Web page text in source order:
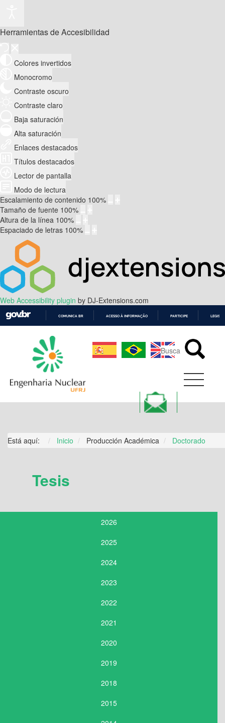
Herramientas de Accesibilidad
Colores invertidos
Monocromo
Contraste oscuro
Contraste claro
Baja saturación
Alta saturación
Enlaces destacados
Títulos destacados
Lector de pantalla
Modo de lectura
Escalamiento de contenido 100%
Tamaño de fuente 100%
Altura de la línea 100%
Espaciado de letras 100%
Web Accessibility plugin by DJ-Extensions.com
CONTEÚDO
COMUNICA BR ACESSO À INFORMAÇÃO PARTICIPE
Está aquí: Inicio Producción Académica Doctorado
Tesis
2026
2025
2024
2023
2022
2021
2020
2019
2018
2015